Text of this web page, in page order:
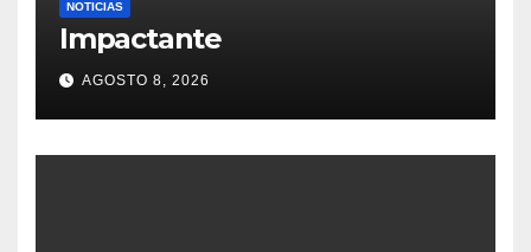
NOTICIAS
Impactante
AGOSTO 8, 2026